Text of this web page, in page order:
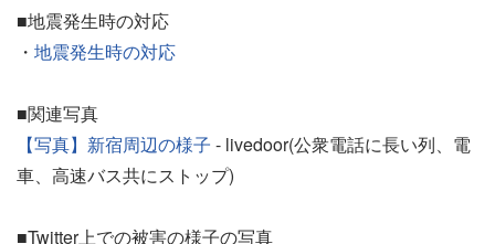
■地震発生時の対応
・ 地震発生時の対応
■関連写真
【写真】新宿周辺の様子 - livedoor(公衆電話に長い列、電
車、高速バス共にストップ)
■Twitter上での被害の様子の写真